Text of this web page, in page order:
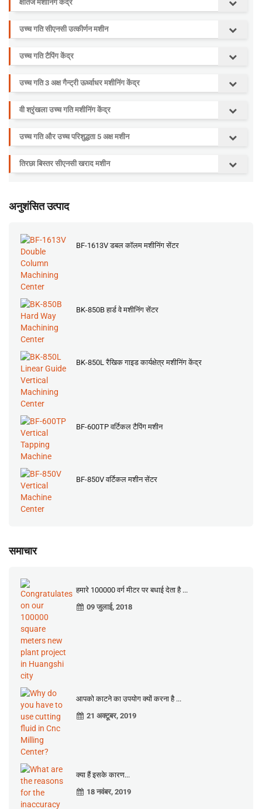
क्षैतिज मशीनिंग केंद्र
उच्च गति सीएनसी उत्कीर्णन मशीन
उच्च गति टैपिंग केंद्र
उच्च गति 3 अक्ष गैन्ट्री ऊर्ध्वाधर मशीनिंग केंद्र
वी श्रृंखला उच्च गति मशीनिंग केंद्र
उच्च गति और उच्च परिशुद्धता 5 अक्ष मशीन
तिरछा बिस्तर सीएनसी खराद मशीन
अनुशंसित उत्पाद
BF-1613V डबल कॉलम मशीनिंग सेंटर
BK-850B हार्ड वे मशीनिंग सेंटर
BK-850L रैखिक गाइड कार्यक्षेत्र मशीनिंग केंद्र
BF-600TP वर्टिकल टैपिंग मशीन
BF-850V वर्टिकल मशीन सेंटर
समाचार
हमारे 100000 वर्ग मीटर पर बधाई देता है ...
09 जुलाई, 2018
आपको काटने का उपयोग क्यों करना है ...
21 अक्टूबर, 2019
क्या हैं इसके कारण...
18 नवंबर, 2019